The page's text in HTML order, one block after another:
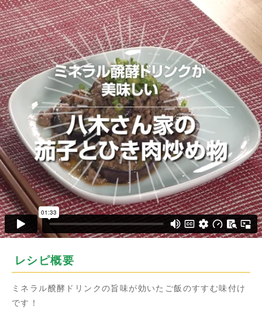
レシピ概要
ミネラル醗酵ドリンクの旨味が効いたご飯のすすむ味付け
です！